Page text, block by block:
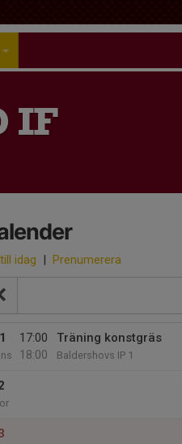
IF
idag | Prenumerera
1
17:00
18:00
Träning konstgräs
Baldershovs IP 1